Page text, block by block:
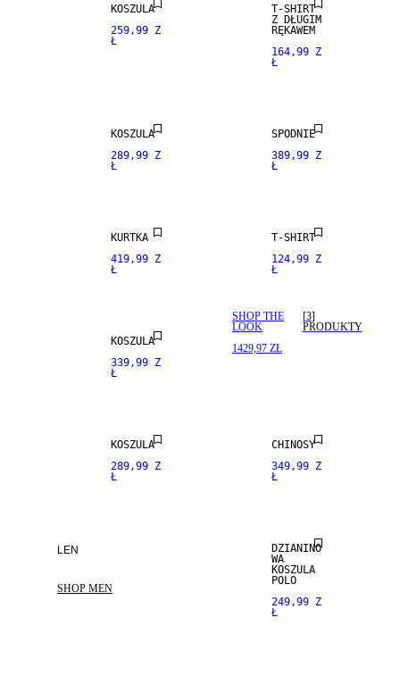
KOSZULA
259,99 Z
Ł
T-SHIRT
Z DŁUGIM
RĘKAWEM
164,99 Z
Ł
KOSZULA
289,99 Z
Ł
NEW
SPODNIE
389,99 Z
Ł
ARRIVALS
STRETCH
KURTKA
419,99 Z
Ł
NEW
T-SHIRT
124,99 Z
Ł
NEW
KOSZULA
339,99 Z
Ł
SHOP THE
LOOK
1429,97 ZŁ
[3]
PRODUKTY
NEW
KOSZULA
289,99 Z
Ł
CHINOSY
349,99 Z
Ł
LEN
SHOP MEN
NEW
DZIANINO
WA
KOSZULA
POLO
249,99 Z
Ł